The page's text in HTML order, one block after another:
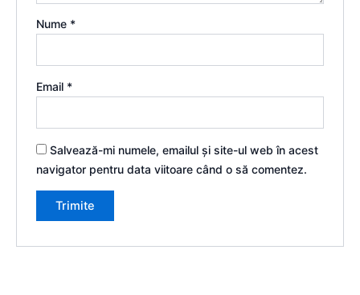
Nume *
Email *
Salvează-mi numele, emailul și site-ul web în acest
navigator pentru data viitoare când o să comentez.